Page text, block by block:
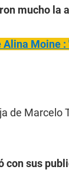
mucho la
Moine :
de Marcelo
con sus